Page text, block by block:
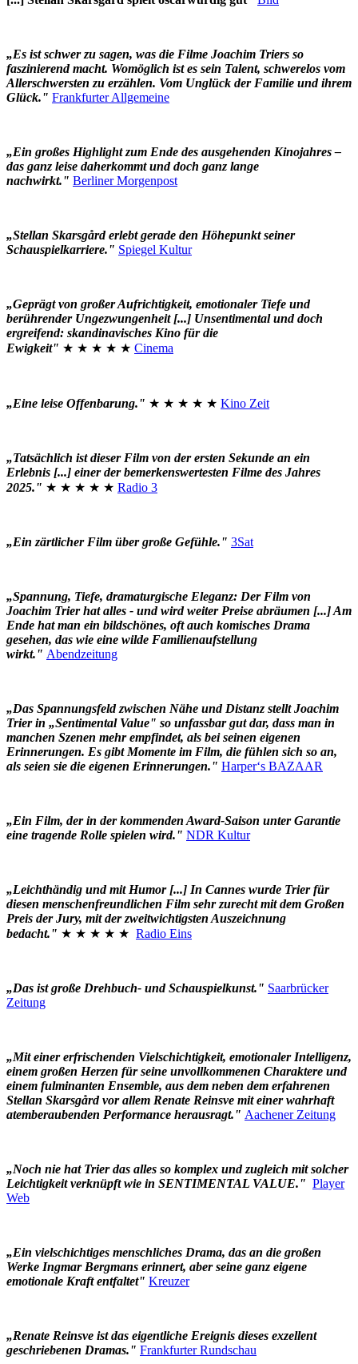
„Es ist schwer zu sagen, was die Filme Joachim Triers so
faszinierend macht. Womöglich ist es sein Talent, schwerelos vom
Allerschwersten zu erzählen. Vom Unglück der Familie und ihrem
Glück." Frankfurter Allgemeine
„Ein großes Highlight zum Ende des ausgehenden Kinojahres –
das ganz leise daherkommt und doch ganz lange
nachwirkt." Berliner Morgenpost
„Stellan Skarsgård erlebt gerade den Höhepunkt seiner
Schauspielkarriere." Spiegel Kultur
„Geprägt von großer Aufrichtigkeit, emotionaler Tiefe und
berührender Ungezwungenheit [...] Unsentimental und doch
ergreifend: skandinavisches Kino für die
Ewigkeit" ★ ★ ★ ★ ★ Cinema
„Eine leise Offenbarung." ★ ★ ★ ★ ★ Kino Zeit
„Tatsächlich ist dieser Film von der ersten Sekunde an ein
Erlebnis [...] einer der bemerkenswertesten Filme des Jahres
2025." ★ ★ ★ ★ ★ Radio 3
„Ein zärtlicher Film über große Gefühle." 3Sat
„Spannung, Tiefe, dramaturgische Eleganz: Der Film von
Joachim Trier hat alles - und wird weiter Preise abräumen [...] Am
Ende hat man ein bildschönes, oft auch komisches Drama
gesehen, das wie eine wilde Familienaufstellung
wirkt." Abendzeitung
„Das Spannungsfeld zwischen Nähe und Distanz stellt Joachim
Trier in „Sentimental Value" so unfassbar gut dar, dass man in
manchen Szenen mehr empfindet, als bei seinen eigenen
Erinnerungen. Es gibt Momente im Film, die fühlen sich so an,
als seien sie die eigenen Erinnerungen." Harper‘s BAZAAR
„Ein Film, der in der kommenden Award-Saison unter Garantie
eine tragende Rolle spielen wird." NDR Kultur
„Leichthändig und mit Humor [...] In Cannes wurde Trier für
diesen menschenfreundlichen Film sehr zurecht mit dem Großen
Preis der Jury, mit der zweitwichtigsten Auszeichnung
bedacht." ★ ★ ★ ★ ★ Radio Eins
„Das ist große Drehbuch- und Schauspielkunst." Saarbrücker
Zeitung
„Mit einer erfrischenden Vielschichtigkeit, emotionaler Intelligenz,
einem großen Herzen für seine unvollkommenen Charaktere und
einem fulminanten Ensemble, aus dem neben dem erfahrenen
Stellan Skarsgård vor allem Renate Reinsve mit einer wahrhaft
atemberaubenden Performance herausragt." Aachener Zeitung
„Noch nie hat Trier das alles so komplex und zugleich mit solcher
Leichtigkeit verknüpft wie in SENTIMENTAL VALUE." Player
Web
„Ein vielschichtiges menschliches Drama, das an die großen
Werke Ingmar Bergmans erinnert, aber seine ganz eigene
emotionale Kraft entfaltet" Kreuzer
„Renate Reinsve ist das eigentliche Ereignis dieses exzellent
geschriebenen Dramas." Frankfurter Rundschau